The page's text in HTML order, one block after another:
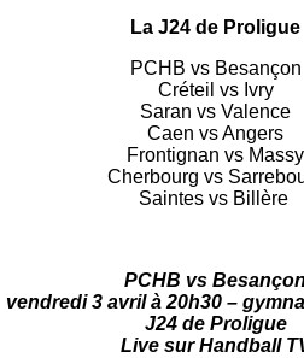
La J24 de Proligue
PCHB vs Besançon
Créteil vs Ivry
Saran vs Valence
Caen vs Angers
Frontignan vs Massy
Cherbourg vs
Saintes vs Billère
PCHB vs Besançon
vendredi 3 avril à 20h30 –
J24 de Proligue
Live sur Handball